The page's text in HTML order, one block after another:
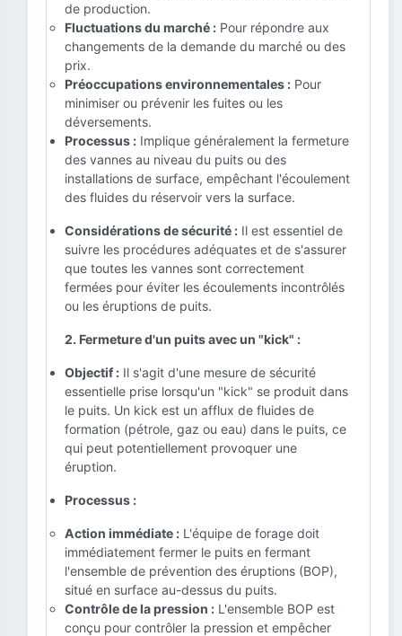
de production.
Fluctuations du marché : Pour répondre aux
changements de la demande du marché ou des
prix.
Préoccupations environnementales : Pour
minimiser ou prévenir les fuites ou les
déversements.
Processus : Implique généralement la fermeture
des vannes au niveau du puits ou des
installations de surface, empêchant l'écoulement
des fluides du réservoir vers la surface.
Considérations de sécurité : Il est essentiel de
suivre les procédures adéquates et de s'assurer
que toutes les vannes sont correctement
fermées pour éviter les écoulements incontrôlés
ou les éruptions de puits.
2. Fermeture d'un puits avec un "kick" :
Objectif : Il s'agit d'une mesure de sécurité
essentielle prise lorsqu'un "kick" se produit dans
le puits. Un kick est un afflux de fluides de
formation (pétrole, gaz ou eau) dans le puits, ce
qui peut potentiellement provoquer une
éruption.
Processus :
Action immédiate : L'équipe de forage doit
immédiatement fermer le puits en fermant
l'ensemble de prévention des éruptions (BOP),
situé en surface au-dessus du puits.
Contrôle de la pression : L'ensemble BOP est
conçu pour contrôler la pression et empêcher